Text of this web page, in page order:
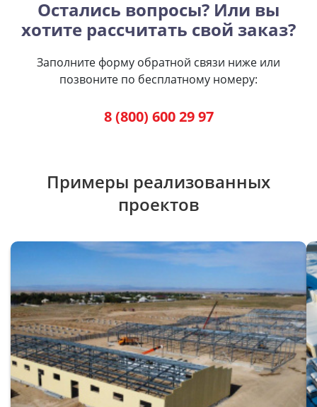
Остались вопросы? Или вы
хотите рассчитать свой заказ?
Заполните форму обратной связи ниже или
позвоните по бесплатному номеру:
8 (800) 600 29 97
Примеры реализованных
проектов